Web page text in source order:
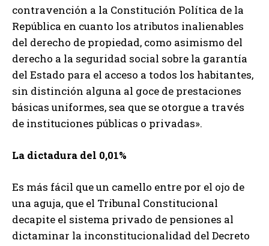
contravención a la Constitución Política de la
República en cuanto los atributos inalienables
del derecho de propiedad, como asimismo del
derecho a la seguridad social sobre la garantía
del Estado para el acceso a todos los habitantes,
sin distinción alguna al goce de prestaciones
básicas uniformes, sea que se otorgue a través
de instituciones públicas o privadas».
La dictadura del 0,01%
Es más fácil que un camello entre por el ojo de
una aguja, que el Tribunal Constitucional
decapite el sistema privado de pensiones al
dictaminar la inconstitucionalidad del Decreto